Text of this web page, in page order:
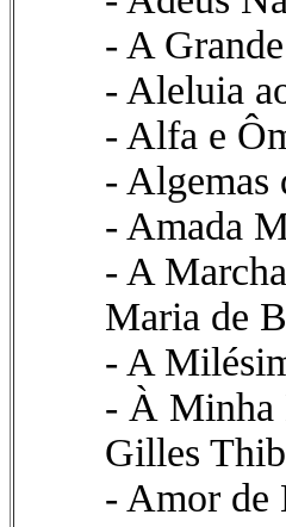
- A
- Aleluia
- Alfa e
- Algemas
- Amada
- A
Maria de
- A
- À Minha
Gilles
- Amor de